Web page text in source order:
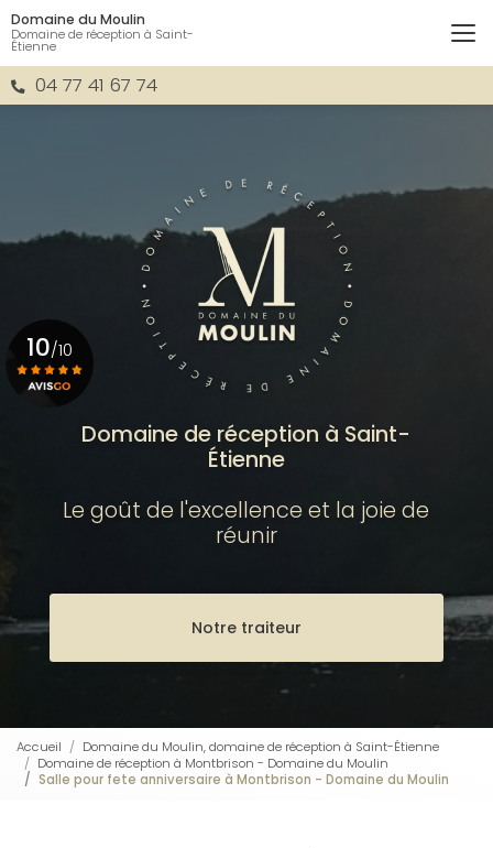
Aller
au
contenu
principal04 77 41 67 74
Domaine du Moulin
Domaine de réception à Saint-
Étienne
Domaine de réception à Saint-
Étienne
Le goût de l'excellence et la joie de
réunir
Notre traiteur
10/10
Accueil
Domaine du Moulin, domaine de réception à Saint-Étienne
Domaine de réception à Montbrison - Domaine du Moulin
Salle pour fete anniversaire à Montbrison - Domaine du Moulin